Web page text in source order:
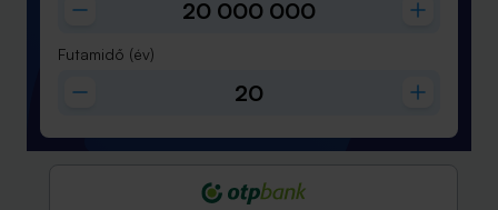
Futamidő (év)